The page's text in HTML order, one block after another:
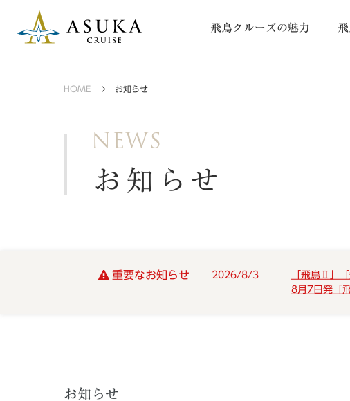
飛鳥クルーズの魅力
HOME お知らせ
NEWS
お知らせ
重要なお知らせ 2026/8/3 「飛鳥Ⅱ」
8月7日発「
お知らせ